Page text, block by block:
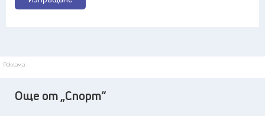
Реклама
Още от „Спорт“